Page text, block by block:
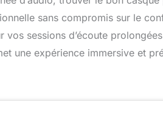
sans compromis sur le
vos sessions d’écoute
une expérience immersive et